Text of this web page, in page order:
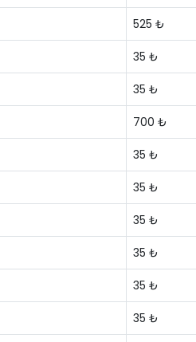
525 ₺
35 ₺
35 ₺
700 ₺
35 ₺
35 ₺
35 ₺
35 ₺
35 ₺
35 ₺